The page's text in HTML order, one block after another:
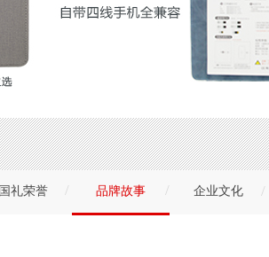
/ / /
国礼荣誉 品牌故事 企业文化